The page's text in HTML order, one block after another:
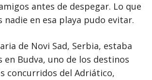
antes de despegar. Lo que
nadie en esa playa pudo evitar.
de Novi Sad, Serbia, estaba
en Budva, uno de los destinos
concurridos del Adriático,